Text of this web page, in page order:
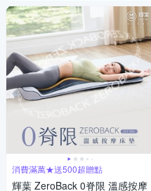
消費滿萬★送500超贈點
輝葉 ZeroBack 0脊限 溫感按摩